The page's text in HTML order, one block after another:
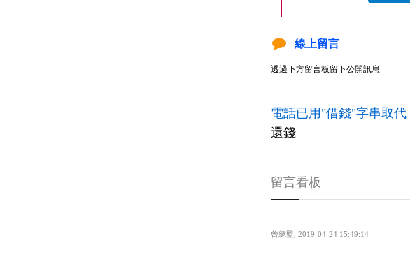
線上留言
透過下方留言板留下公開訊息
電話已用"借錢"字串取代
還錢
留言看板
曾總監 2019-04-24 15:49:14